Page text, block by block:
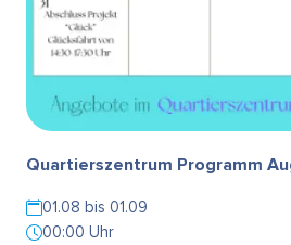
Quartierszentrum Programm
01.08 bis 01.09
00:00 Uhr